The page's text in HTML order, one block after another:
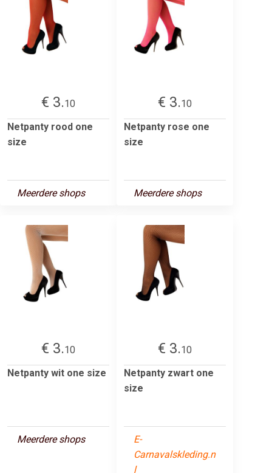
€ 3.10
Netpanty rood one
size
Meerdere shops
€ 3.10
Netpanty rose one
size
Meerdere shops
€ 3.10
Netpanty wit one size
Meerdere shops
€ 3.10
Netpanty zwart one
size
E-
Carnavalskleding.n
l